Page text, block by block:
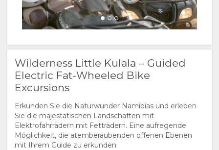
Wilderness Little Kulala – Guided
Electric Fat-Wheeled Bike
Excursions
Erkunden Sie die Naturwunder Namibias und erleben
Sie die majestätischen Landschaften mit
Elektrofahrrädern mit Fetträdern. Eine aufregende
Möglichkeit, die atemberaubenden offenen Ebenen
mit Ihrem Guide zu erkunden.